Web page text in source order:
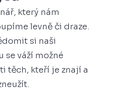
který nám
levně či draze.
si naši
se váží možné
těch, kteří je znají a